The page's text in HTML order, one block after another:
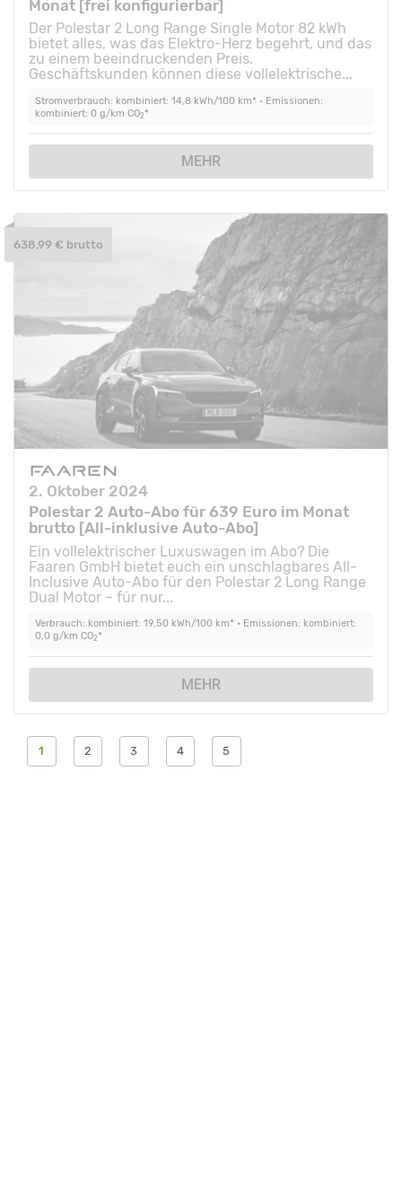
Monat [frei konfigurierbar]
Der Polestar 2 Long Range Single Motor 82 kWh
bietet alles, was das Elektro-Herz begehrt, und das
zu einem beeindruckenden Preis.
Geschäftskunden können diese vollelektrische...
Stromverbrauch: kombiniert: 14,8 kWh/100 km* • Emissionen:
kombiniert: 0 g/km CO2*
MEHR
2. Oktober 2024
Polestar 2 Auto-Abo für 639 Euro im Monat
brutto [All-inklusive Auto-Abo]
Ein vollelektrischer Luxuswagen im Abo? Die
Faaren GmbH bietet euch ein unschlagbares All-
Inclusive Auto-Abo für den Polestar 2 Long Range
Dual Motor – für nur...
Verbrauch: kombiniert: 19,50 kWh/100 km* • Emissionen: kombiniert:
0,0 g/km CO2*
MEHR
638,99 € brutto
1 2 3 4 5